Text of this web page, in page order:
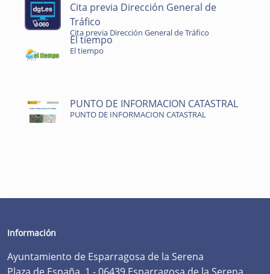
Cita previa Dirección General de
Tráfico
Cita previa Dirección General de Tráfico
El tiempo
El tiempo
PUNTO DE INFORMACION CATASTRAL
PUNTO DE INFORMACION CATASTRAL
Información
Ayuntamiento de Esparragosa de la Serena